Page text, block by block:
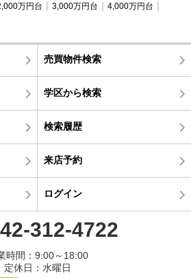
万円台 3,000万円台
4,000万円台
売買物件検索
学区から検索
検索履歴
来店予約
ログイン
312-4722
時間：9:00～18:00
定休日：水曜日